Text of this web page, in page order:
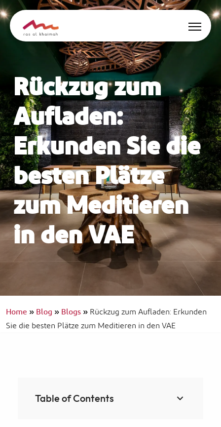
Inspiriert werden
Wo übernachten
Dinge zu tun
Reise planen
🇩🇪 DE Events Suche
Rückzug zum
Aufladen:
Erkunden Sie die
besten Plätze
zum Meditieren
in den VAE
Home»Blog»Blogs»Rückzug zum Aufladen: Erkunden
Sie die besten Plätze zum Meditieren in den VAE
Table of Contents